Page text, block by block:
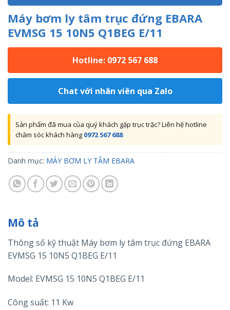
Máy bơm ly tâm trục đứng EBARA
EVMSG 15 10N5 Q1BEG E/11
Hotline: 0972 567 688
Chat với nhân viên qua Zalo
Sản phẩm đã mua của quý khách gặp trục trặc? Liên hệ hotline
chăm sóc khách hàng 0972 567 688
Danh mục: MÁY BƠM LY TÂM EBARA
Mô tả
Thông số kỹ thuật Máy bơm ly tâm trục đứng EBARA
EVMSG 15 10N5 Q1BEG E/11
Model: EVMSG 15 10N5 Q1BEG E/11
Công suất: 11 Kw